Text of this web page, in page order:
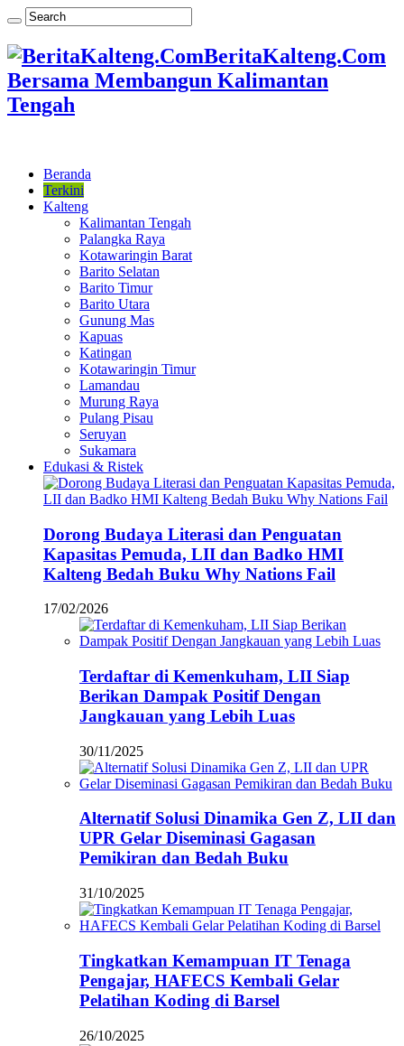
BeritaKalteng.Com
Bersama Membangun Kalimantan
Tengah
Beranda
Terkini
Kalteng
Kalimantan Tengah
Palangka Raya
Kotawaringin Barat
Barito Selatan
Barito Timur
Barito Utara
Gunung Mas
Kapuas
Katingan
Kotawaringin Timur
Lamandau
Murung Raya
Pulang Pisau
Seruyan
Sukamara
Edukasi & Ristek
Dorong Budaya Literasi dan Penguatan
Kapasitas Pemuda, LII dan Badko HMI
Kalteng Bedah Buku Why Nations Fail
17/02/2026
Terdaftar di Kemenkuham, LII Siap
Berikan Dampak Positif Dengan
Jangkauan yang Lebih Luas
30/11/2025
Alternatif Solusi Dinamika Gen Z, LII dan
UPR Gelar Diseminasi Gagasan
Pemikiran dan Bedah Buku
31/10/2025
Tingkatkan Kemampuan IT Tenaga
Pengajar, HAFECS Kembali Gelar
Pelatihan Koding di Barsel
26/10/2025